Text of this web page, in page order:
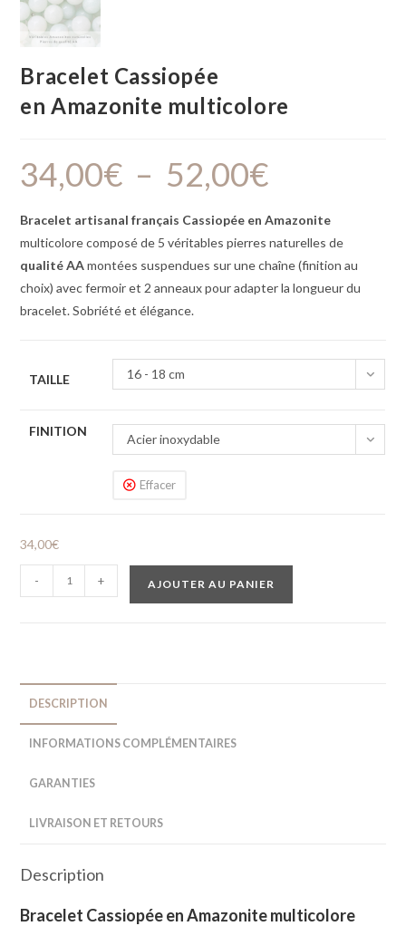
Bracelet Cassiopée
en Amazonite multicolore
34,00€ – 52,00€
Bracelet artisanal français Cassiopée en Amazonite
multicolore composé de 5 véritables pierres naturelles de
qualité AAmontées suspendues sur une chaîne (finition au
choix) avec fermoir et 2 anneaux pour adapter la longueur du
bracelet. Sobriété et élégance.
TAILLE 16 - 18 cm
FINITION
Acier inoxydable
Effacer
34,00€
- + AJOUTER AU PANIER
DESCRIPTION
INFORMATIONS COMPLÉMENTAIRES
GARANTIES
LIVRAISON ET RETOURS
Description
Bracelet Cassiopée en Amazonite multicolore